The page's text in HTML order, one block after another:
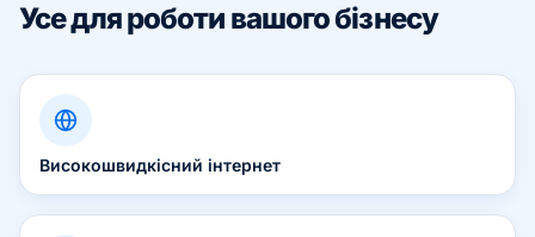
Усе для роботи вашого бізнесу
Високошвидкісний інтернет